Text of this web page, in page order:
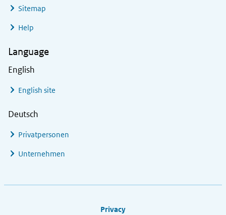
Sitemap
Help
Language
English
English site
Deutsch
Privatpersonen
Unternehmen
Privacy